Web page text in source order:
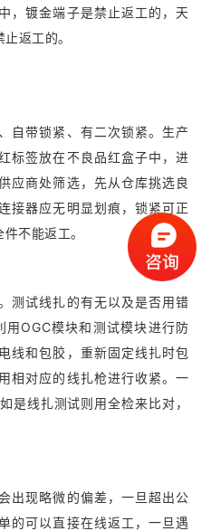
，镀金端子是禁止返工的，天
返工的。
自带锁紧、有二次锁紧。生产
标签放在不良品红盒子中，进
应商处筛选，先从仓库挑选良
接器应无明显划痕，锁紧可正
不能返工。
测试线扎的有无以及是否用错
OGC模块和测试模块进行防
线和包胶，重新固定线扎时包
相对应的线扎枪进行收紧。一
是线扎测试则用全检来比对，
出现略微的偏差，一旦超出公
的可以直接在线返工，一旦遇